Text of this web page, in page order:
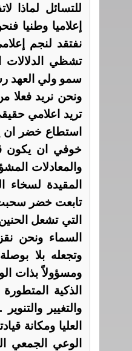
للتسائل لماذا
إعلاميا وطنيا
نفتقد لنجم
تشظي الدلالات
سمو ولي العهد
ونحن نريد فعلا
تريد اعلامي
استطاع خضر ان
خوفي ان يكون
والمعادلات
المقيدة
تابعت خضر سحبت
التي تشعل
السماء ونحن
وتجعله بلا
ومسؤولاً بذات
الذكية
والتغيير
العليا ومكانة
الوعي الجمعي